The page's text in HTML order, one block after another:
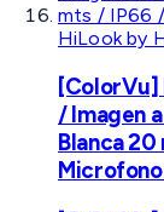
HiLook by
[ColorVu]
/ Imagen
Blanca